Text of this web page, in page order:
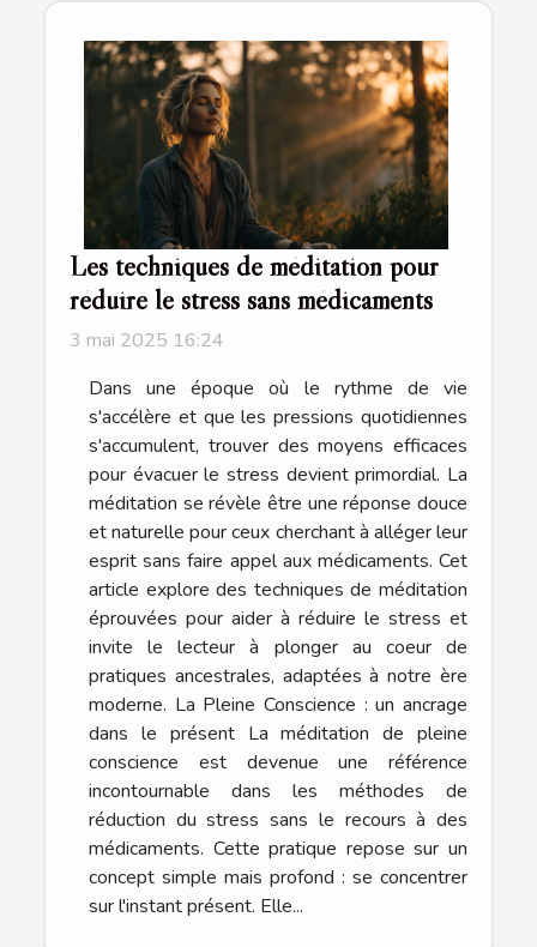
Les techniques de méditation pour
réduire le stress sans médicaments
3 mai 2025 16:24
Dans une époque où le rythme de vie
s'accélère et que les pressions quotidiennes
s'accumulent, trouver des moyens efficaces
pour évacuer le stress devient primordial. La
méditation se révèle être une réponse douce
et naturelle pour ceux cherchant à alléger leur
esprit sans faire appel aux médicaments. Cet
article explore des techniques de méditation
éprouvées pour aider à réduire le stress et
invite le lecteur à plonger au coeur de
pratiques ancestrales, adaptées à notre ère
moderne. La Pleine Conscience : un ancrage
dans le présent La méditation de pleine
conscience est devenue une référence
incontournable dans les méthodes de
réduction du stress sans le recours à des
médicaments. Cette pratique repose sur un
concept simple mais profond : se concentrer
sur l'instant présent. Elle...